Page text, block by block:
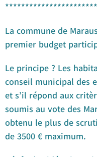
La commune de
premier budget
Le principe ? Les
conseil municipal des
et s’il répond aux
soumis au vote des
obtenu le plus de
de 3500 € maximum.